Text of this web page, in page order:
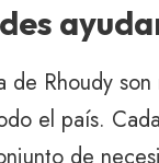
de Rhoudy
el país.